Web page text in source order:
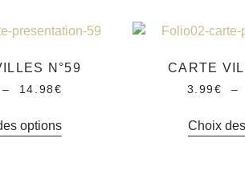
N°59
– 14.98 €
options
CARTE
3.99€ –
Choix